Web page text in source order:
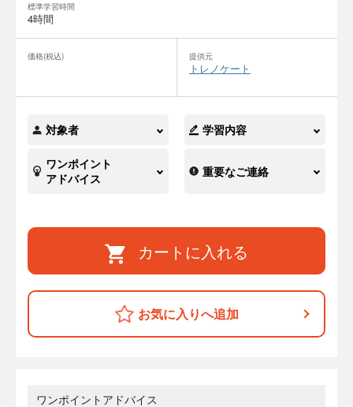
標準学習時間
4時間
価格(税込) 提供元
トレノケート
対象者 学習内容
ワンポイント
アドバイス
重要なご連絡
カートに入れる
お気に入りへ追加
ワンポイントアドバイス